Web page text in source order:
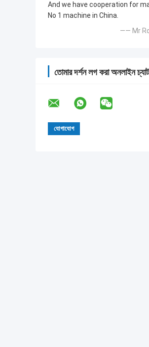
And we have cooperation for
No 1 machine in China.
—— Mr
তোমার দর্শন লগ করা অনলাইন